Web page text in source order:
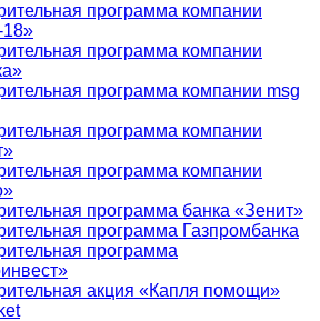
программа компании
18»
программа компании
программа компании msg
программа компании
программа компании
программа банка «Зенит»
программа Газпромбанка
программа
акция «Капля помощи»